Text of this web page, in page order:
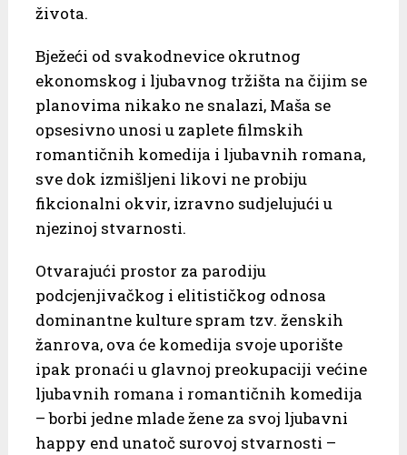
života.
Bježeći od svakodnevice okrutnog
ekonomskog i ljubavnog tržišta na čijim se
planovima nikako ne snalazi, Maša se
opsesivno unosi u zaplete filmskih
romantičnih komedija i ljubavnih romana,
sve dok izmišljeni likovi ne probiju
fikcionalni okvir, izravno sudjelujući u
njezinoj stvarnosti.
Otvarajući prostor za parodiju
podcjenjivačkog i elitističkog odnosa
dominantne kulture spram tzv. ženskih
žanrova, ova će komedija svoje uporište
ipak pronaći u glavnoj preokupaciji većine
ljubavnih romana i romantičnih komedija
– borbi jedne mlade žene za svoj ljubavni
happy end unatoč surovoj stvarnosti –